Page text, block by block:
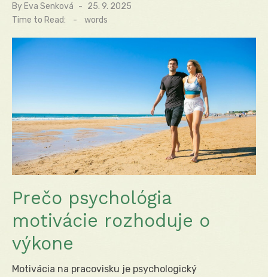
By Eva Senková
Posted
on
25. 9. 2025
Time to Read:
- words
Prečo psychológia
motivácie rozhoduje o
výkone
Motivácia na pracovisku je psychologický